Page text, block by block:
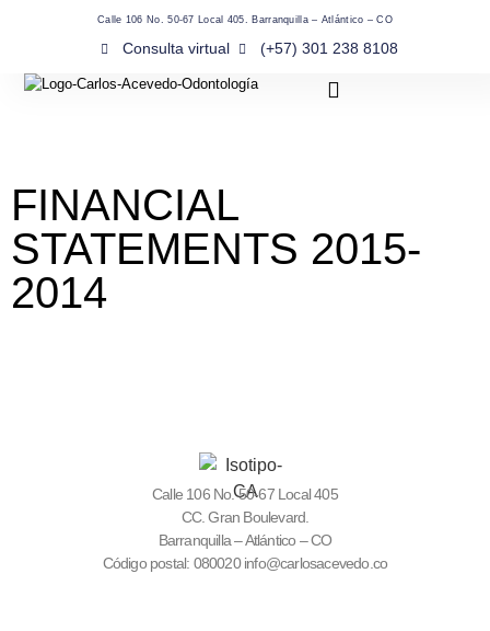
Calle 106 No. 50-67 Local 405. Barranquilla – Atlántico – CO
Consulta virtual (+57) 301 238 8108
FINANCIAL
STATEMENTS 2015-
2014
Calle 106 No. 50-67 Local 405
CC. Gran Boulevard.
Barranquilla – Atlántico – CO
Código postal: 080020 info@carlosacevedo.co